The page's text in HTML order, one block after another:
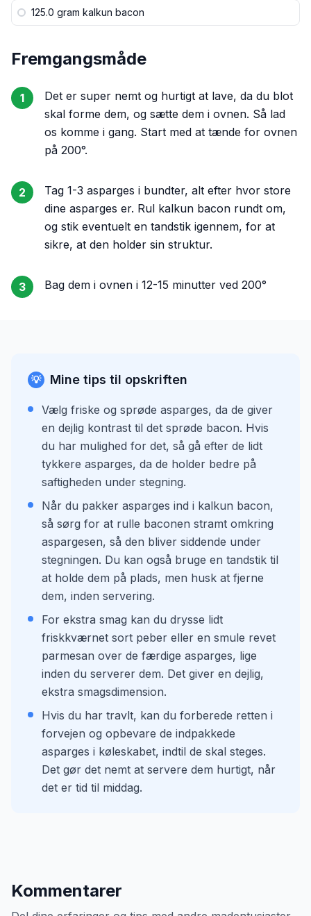
125.0 gram kalkun bacon
Fremgangsmåde
1
Det er super nemt og hurtigt at lave, da du blot
skal forme dem, og sætte dem i ovnen. Så lad
os komme i gang. Start med at tænde for ovnen
på 200°.
2
Tag 1-3 asparges i bundter, alt efter hvor store
dine asparges er. Rul kalkun bacon rundt om,
og stik eventuelt en tandstik igennem, for at
sikre, at den holder sin struktur.
3 Bag dem i ovnen i 12-15 minutter ved 200°
💡 Mine tips til opskriften
Vælg friske og sprøde asparges, da de giver
en dejlig kontrast til det sprøde bacon. Hvis
du har mulighed for det, så gå efter de lidt
tykkere asparges, da de holder bedre på
saftigheden under stegning.
Når du pakker asparges ind i kalkun bacon,
så sørg for at rulle baconen stramt omkring
aspargesen, så den bliver siddende under
stegningen. Du kan også bruge en tandstik til
at holde dem på plads, men husk at fjerne
dem, inden servering.
For ekstra smag kan du drysse lidt
friskkværnet sort peber eller en smule revet
parmesan over de færdige asparges, lige
inden du serverer dem. Det giver en dejlig,
ekstra smagsdimension.
Hvis du har travlt, kan du forberede retten i
forvejen og opbevare de indpakkede
asparges i køleskabet, indtil de skal steges.
Det gør det nemt at servere dem hurtigt, når
det er tid til middag.
Kommentarer